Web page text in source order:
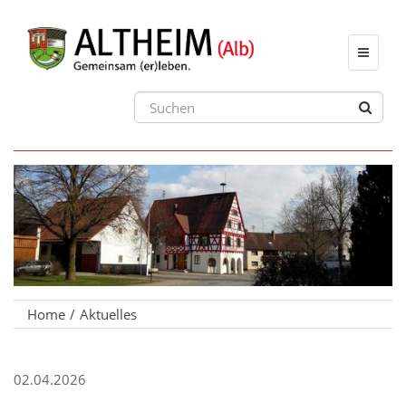
Toggle
Home Aktuelles
02.04.2026